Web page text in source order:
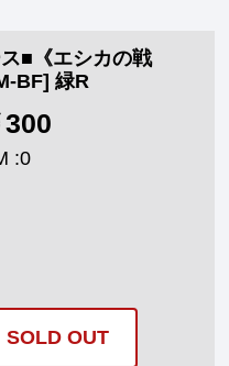
■《エシカの戦
BF] 緑R
300
:0
SOLD OUT